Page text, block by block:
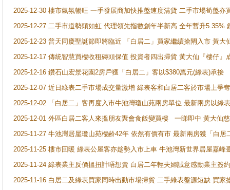
2025-12-30 樓市氣氛暢旺 一手發展商加快推盤速度清貨 二手市場筍盤
2025-12-27 二手市道勢頭如虹 代理領先指數創年半新高 全年暫升5.35%
2025-12-23 普天同慶聖誕節即將臨近 「白居二」買家繼續搶閘入市 黃
2025-12-17 傳統智慧買樓收租磚頭保值 投資者四出掃貨 黃大仙『樓仔
2025-12-16 鑽石山宏景花園2房戶獲「白居二」客以$380萬元(綠表)承接
2025-12-07 近日綠表二手市場成交量激增 綠表客和白居二客於市場上
2025-12-02 「白居二」客再度入市牛池灣瓊山苑兩房單位 最新兩房以綠
2025-12-01 外區白居二客人來搵朋友聚會食飯變買樓 一睇即中 黃大仙
2025-11-27 牛池灣居屋瓊山苑樓齢42年 依然有價有市 最新兩房獲「白居
2025-11-25 樓市回暖 綠表公屋客亦趁勢入市上車 牛池灣新世界居屋嘉峰
2025-11-24 綠表業主反價搵扭計唔想賣 白居二年輕夫婦誠意感動業主簽
2025-11-16 白居二及綠表買家同時出動市場掃貨 二手綠表盤源短缺 買